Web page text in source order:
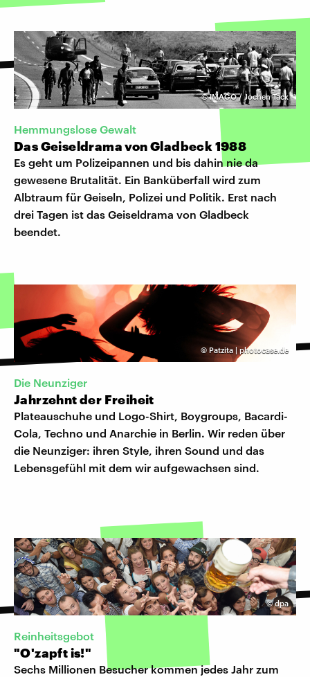
©IMAGO / Jochen Tack
Hemmungslose Gewalt
Das Geiseldrama von Gladbeck 1988
Es geht um Polizeipannen und bis dahin nie da
gewesene Brutalität. Ein Banküberfall wird zum
Albtraum für Geiseln, Polizei und Politik. Erst nach
drei Tagen ist das Geiseldrama von Gladbeck
beendet.
©Patzita | photocase.de
Die Neunziger
Jahrzehnt der Freiheit
Plateauschuhe und Logo-Shirt, Boygroups, Bacardi-
Cola, Techno und Anarchie in Berlin. Wir reden über
die Neunziger: ihren Style, ihren Sound und das
Lebensgefühl mit dem wir aufgewachsen sind.
©dpa
Reinheitsgebot
"O'zapft is!"
Sechs Millionen Besucher kommen jedes Jahr zum